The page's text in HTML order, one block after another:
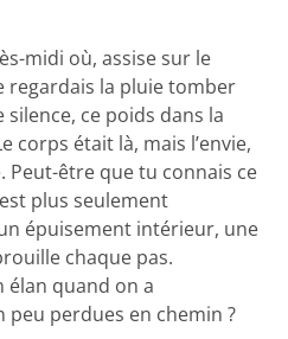
midi où, assise sur le
regardais la pluie tomber
ce poids dans la
corps était là, mais l’envie,
Peut-être que tu connais ce
plus seulement
épuisement intérieur, une
chaque pas.
quand on a
peu perdues en chemin ?